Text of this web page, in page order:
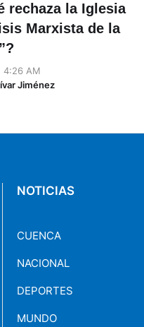
rechaza la Iglesia
Marxista de la
4:26 AM
Jiménez
NOTICIAS
CUENCA
NACIONAL
DEPORTES
MUNDO